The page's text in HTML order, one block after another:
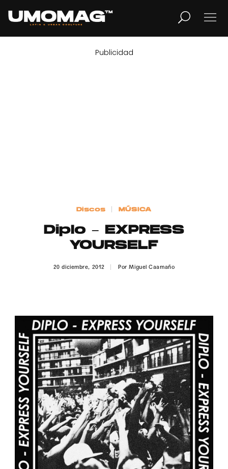
LIFESTYLE
DERECHOS RESERVADOS.
Publicidad
Discos MÚSICA
Diplo – EXPRESS
YOURSELF
20 diciembre, 2012 PorMiguel Caamaño